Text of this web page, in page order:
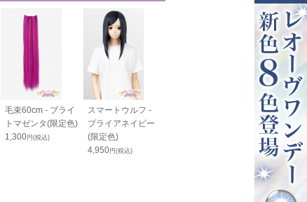
毛束60cm - ブライ
トマゼンタ(限定色)
1,300円(税込)
スマートウルフ -
ブライアネイビー
(限定色)
4,950円(税込)
ネクタイ ス
プ 白×黒
1,500円(税込)